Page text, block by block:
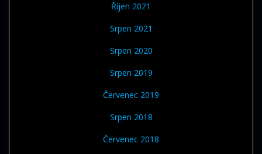
Říjen 2021
Srpen 2021
Srpen 2020
Srpen 2019
Červenec 2019
Srpen 2018
Červenec 2018